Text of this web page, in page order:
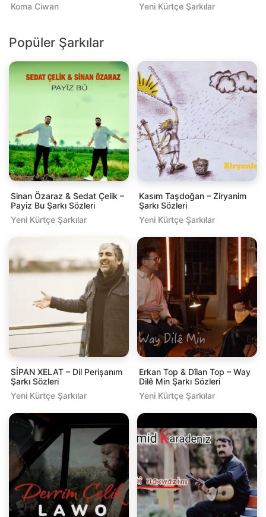
Koma Ciwan
Yeni Kürtçe Şarkılar
Popüler Şarkılar
Sinan Özaraz & Sedat Çelik –
Payiz Bu Şarkı Sözleri
Yeni Kürtçe Şarkılar
Kasım Taşdoğan – Ziryanim
Şarkı Sözleri
Yeni Kürtçe Şarkılar
SİPAN XELAT – Dil Perişanım
Şarkı Sözleri
Yeni Kürtçe Şarkılar
Erkan Top & Dîlan Top – Way
Dilê Min Şarkı Sözleri
Yeni Kürtçe Şarkılar